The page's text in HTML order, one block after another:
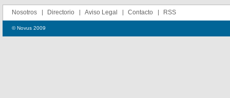
Nosotros Directorio Aviso Legal Contacto RSS
© Novus 2009